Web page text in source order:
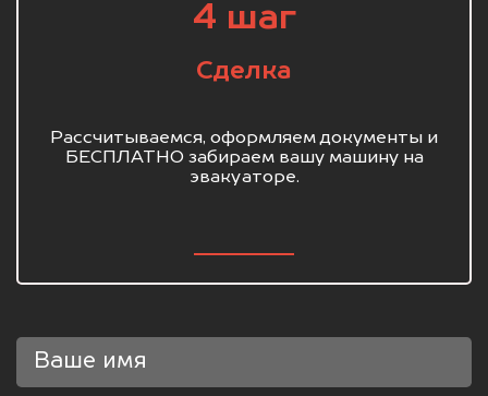
4 шаг
Сделка
Рассчитываемся, оформляем документы и
БЕСПЛАТНО забираем вашу машину на
эвакуаторе.